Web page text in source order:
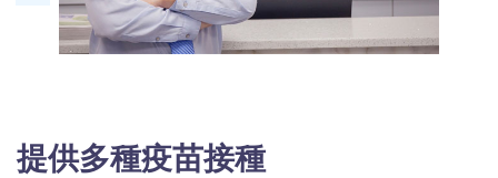
提供多種疫苗接種